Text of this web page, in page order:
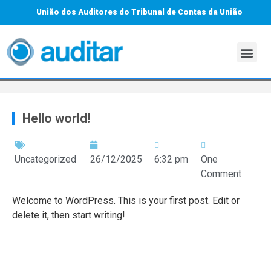
União dos Auditores do Tribunal de Contas da União
Hello world!
Uncategorized 26/12/2025 6:32 pm
One
Comment
Welcome to WordPress. This is your first post. Edit or
delete it, then start writing!